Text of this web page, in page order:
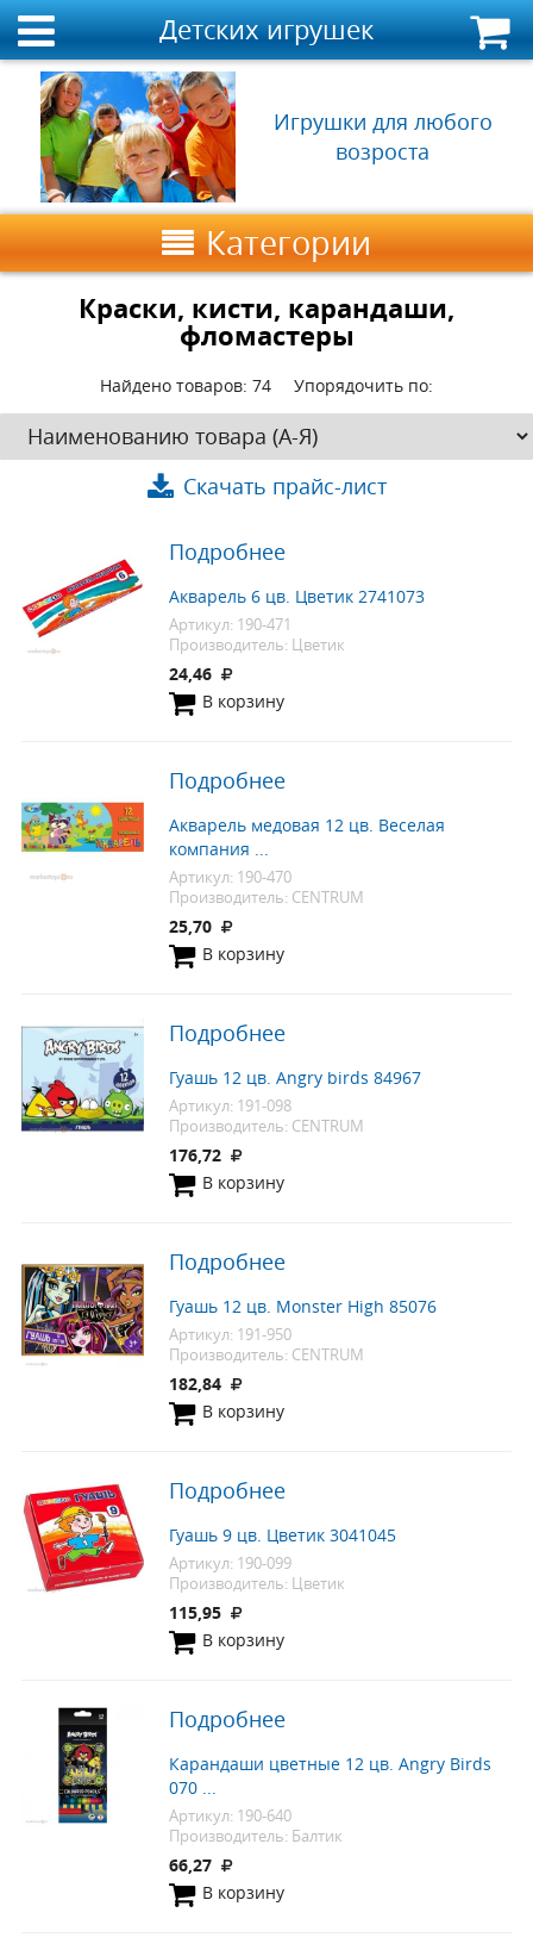
Детских игрушек
Игрушки для любого
возроста
Категории
Краски, кисти, карандаши,
фломастеры
Найдено товаров: 74 Упорядочить по:
Скачать прайс-лист
Подробнее
Акварель 6 цв. Цветик 2741073
Артикул: 190-471
Производитель: Цветик
24,46
В корзину
Подробнее
Акварель медовая 12 цв. Веселая
компания ...
Артикул: 190-470
Производитель: CENTRUM
25,70
В корзину
Подробнее
Гуашь 12 цв. Angry birds 84967
Артикул: 191-098
Производитель: CENTRUM
176,72
В корзину
Подробнее
Гуашь 12 цв. Monster High 85076
Артикул: 191-950
Производитель: CENTRUM
182,84
В корзину
Подробнее
Гуашь 9 цв. Цветик 3041045
Артикул: 190-099
Производитель: Цветик
115,95
В корзину
Подробнее
Карандаши цветные 12 цв. Angry Birds
070 ...
Артикул: 190-640
Производитель: Балтик
66,27
В корзину